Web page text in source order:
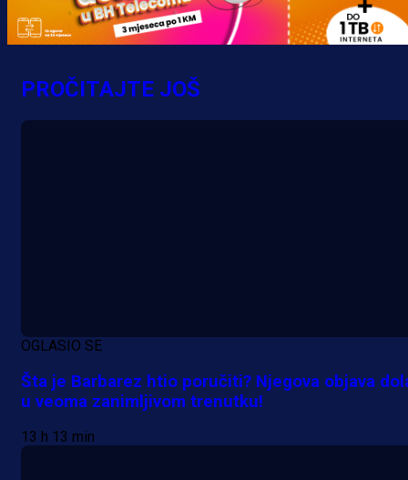
Promo vijesti
MrBit: Isprati kvalifikacije za
evropska takmičenja i preuzmi
bonus dobrodošlice!
PROČITAJTE JOŠ
OGLASIO SE
Šta je Barbarez htio poručiti? Njegova objava
u veoma zanimljivom trenutku!
13 h 13 min